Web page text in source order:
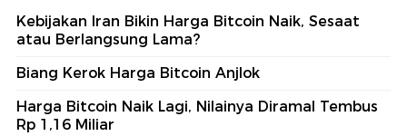
Kebijakan Iran Bikin Harga Bitcoin Naik, Sesaat
atau Berlangsung Lama?
Biang Kerok Harga Bitcoin Anjlok
Harga Bitcoin Naik Lagi, Nilainya Diramal Tembus
Rp 1,16 Miliar